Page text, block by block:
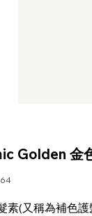
Golden 金
素(又稱為補色